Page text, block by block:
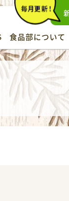
食品部について